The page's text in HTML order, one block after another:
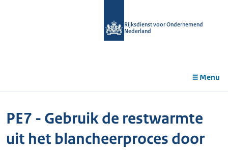
Rijksdienst voor Ondernemend
Nederland
Menu
PE7 - Gebruik de restwarmte
uit het blancheerproces door